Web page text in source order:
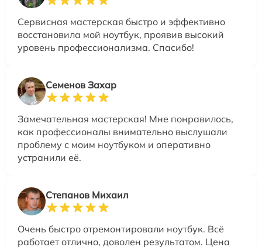
Сервисная мастерская быстро и эффективно
восстановила мой ноутбук, проявив высокий
уровень профессионализма. Спасибо!
Семенов Захар
Замечательная мастерская! Мне понравилось,
как профессионалы внимательно выслушали
проблему с моим ноутбуком и оперативно
устранили её.
Степанов Михаил
Очень быстро отремонтировали ноутбук. Всё
работает отлично, доволен результатом. Цена